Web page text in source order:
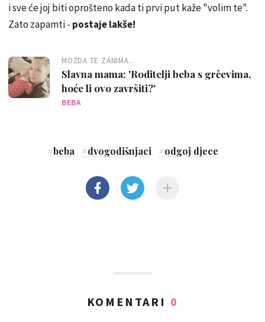
i sve će joj biti oprošteno kada ti prvi put kaže "volim te".
Zato zapamti - postaje lakše!
MOŽDA TE ZANIMA...
Slavna mama: 'Roditelji beba s grčevima,
hoće li ovo završiti?'
BEBA
#beba #dvogodišnjaci #odgoj djece
KOMENTARI 0